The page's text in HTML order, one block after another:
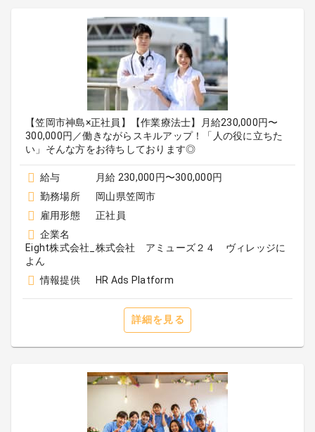
【笠岡市神島×正社員】【作業療法士】月給230,000円〜
300,000円／働きながらスキルアップ！「人の役に立ちた
い」そんな方をお待ちしております◎
給与
月給 230,000円〜300,000円
勤務場所
岡山県笠岡市
雇用形態
正社員
企業名
Eight株式会社_株式会社 アミューズ２４ ヴィレッジに
よん
情報提供
HR Ads Platform
詳細を見る